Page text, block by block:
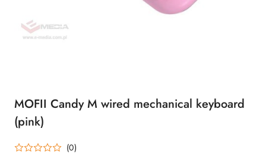
MOFII Candy M wired mechanical keyboard
(pink)
(0)